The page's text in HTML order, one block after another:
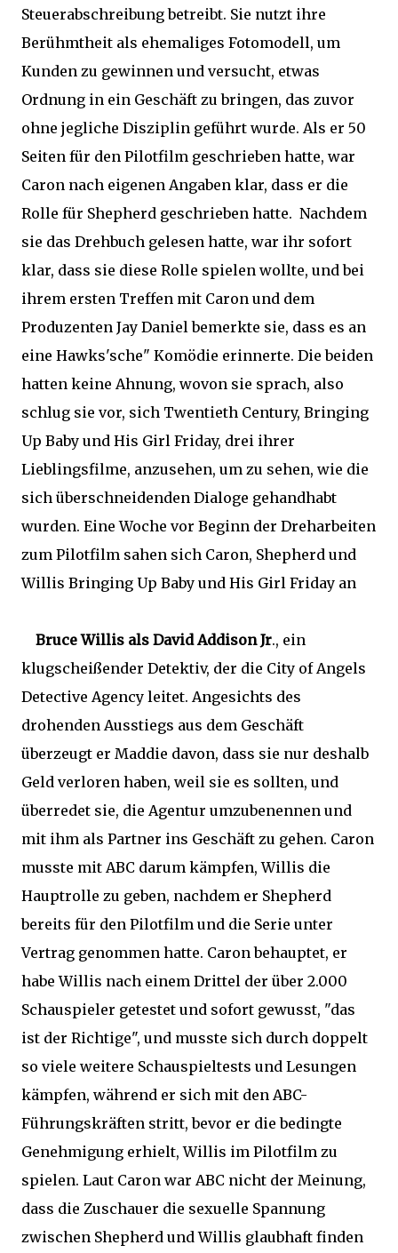
Steuerabschreibung betreibt. Sie nutzt ihre
Berühmtheit als ehemaliges Fotomodell, um
Kunden zu gewinnen und versucht, etwas
Ordnung in ein Geschäft zu bringen, das zuvor
ohne jegliche Disziplin geführt wurde. Als er 50
Seiten für den Pilotfilm geschrieben hatte, war
Caron nach eigenen Angaben klar, dass er die
Rolle für Shepherd geschrieben hatte. Nachdem
sie das Drehbuch gelesen hatte, war ihr sofort
klar, dass sie diese Rolle spielen wollte, und bei
ihrem ersten Treffen mit Caron und dem
Produzenten Jay Daniel bemerkte sie, dass es an
eine Hawks'sche" Komödie erinnerte. Die beiden
hatten keine Ahnung, wovon sie sprach, also
schlug sie vor, sich Twentieth Century, Bringing
Up Baby und His Girl Friday, drei ihrer
Lieblingsfilme, anzusehen, um zu sehen, wie die
sich überschneidenden Dialoge gehandhabt
wurden. Eine Woche vor Beginn der Dreharbeiten
zum Pilotfilm sahen sich Caron, Shepherd und
Willis Bringing Up Baby und His Girl Friday an
Bruce Willis als David Addison Jr., ein
klugscheißender Detektiv, der die City of Angels
Detective Agency leitet. Angesichts des
drohenden Ausstiegs aus dem Geschäft
überzeugt er Maddie davon, dass sie nur deshalb
Geld verloren haben, weil sie es sollten, und
überredet sie, die Agentur umzubenennen und
mit ihm als Partner ins Geschäft zu gehen. Caron
musste mit ABC darum kämpfen, Willis die
Hauptrolle zu geben, nachdem er Shepherd
bereits für den Pilotfilm und die Serie unter
Vertrag genommen hatte. Caron behauptet, er
habe Willis nach einem Drittel der über 2.000
Schauspieler getestet und sofort gewusst, "das
ist der Richtige", und musste sich durch doppelt
so viele weitere Schauspieltests und Lesungen
kämpfen, während er sich mit den ABC-
Führungskräften stritt, bevor er die bedingte
Genehmigung erhielt, Willis im Pilotfilm zu
spielen. Laut Caron war ABC nicht der Meinung,
dass die Zuschauer die sexuelle Spannung
zwischen Shepherd und Willis glaubhaft finden